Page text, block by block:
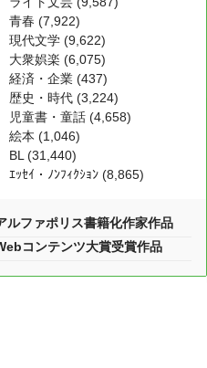
青春 (7,922)
現代文学 (9,622)
大衆娯楽 (6,075)
経済・企業 (437)
歴史・時代 (3,224)
児童書・童話 (4,658)
絵本 (1,046)
BL (31,440)
ｴｯｾｲ・ﾉﾝﾌｨｸｼｮﾝ (8,865)
ルファポリス書籍化作家作品
コンテンツ大賞受賞作品